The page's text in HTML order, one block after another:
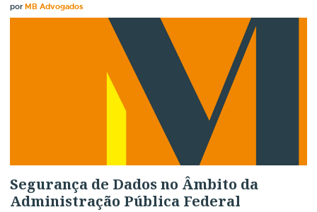
porMB Advogados
Segurança de Dados no Âmbito da
Administração Pública Federal